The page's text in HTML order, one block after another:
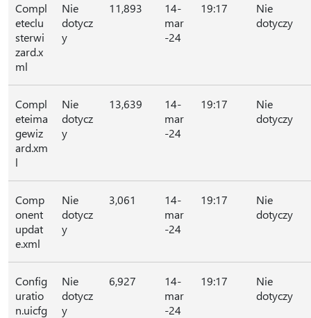
Compl
eteclu
sterwi
zard.x
ml
Nie
dotycz
y
11,893
14-
mar
-24
19:17
Nie
dotyczy
Compl
eteima
gewiz
ard.xm
l
Nie
dotycz
y
13,639
14-
mar
-24
19:17
Nie
dotyczy
Comp
onent
updat
e.xml
Nie
dotycz
y
3,061
14-
mar
-24
19:17
Nie
dotyczy
Config
uratio
n.uicfg
Nie
dotycz
y
6,927
14-
mar
-24
19:17
Nie
dotyczy